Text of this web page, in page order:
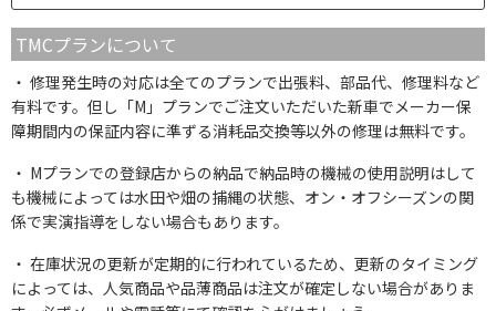
TMCプランについて
修理発生時の対応は全てのプランで出張料、部品代、修理料など
有料です。但し「M」プランでご注文いただいた新車でメーカー保
障期間内の保証内容に準ずる消耗品交換等以外の修理は無料です。
Mプランでの登録店からの納品で納品時の機械の使用説明はして
も機械によっては水田や畑の捕縄の状態、オン・オフシーズンの関
係で実演指導をしない場合もあります。
在庫状況の更新が定期的に行われているため、更新のタイミング
によっては、人気商品や品薄商品は注文が確定しない場合がありま